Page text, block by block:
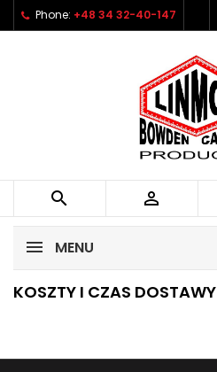
Phone: +48 34 32-40-147
 
MENU
KOSZTY I CZAS DOSTAWY